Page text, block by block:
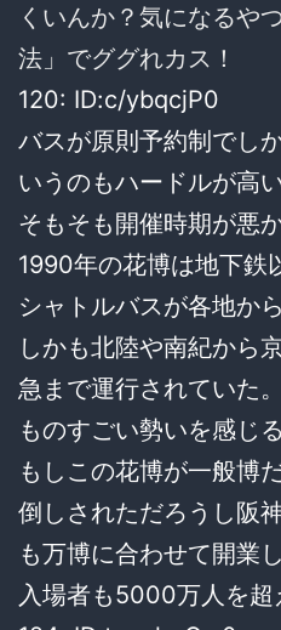
くいんか？気になるや
法」でググれカス！
120: ID:c/ybqcjP0
バスが原則予約制でし
いうのもハードルが高い
そもそも開催時期が悪
1990年の花博は地下鉄
シャトルバスが各地か
しかも北陸や南紀から
急まで運行されていた。
ものすごい勢いを感じる
もしこの花博が一般博
倒しされただろうし阪
も万博に合わせて開業
入場者も5000万人を超